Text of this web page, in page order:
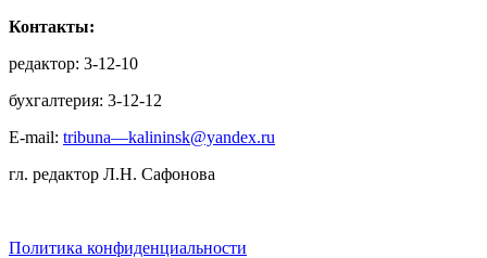
Контакты:
редактор: 3-12-10
бухгалтерия: 3-12-12
E-mail: tribuna—kalininsk@yandex.ru
гл. редактор Л.Н. Сафонова
Политика конфиденциальности